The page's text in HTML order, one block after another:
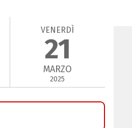
VENERDÌ
21
MARZO
2025